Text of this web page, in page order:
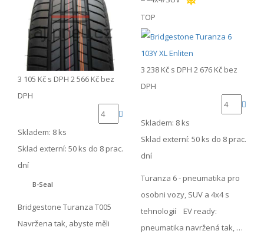
3 105 Kč s DPH 2 566 Kč bez
DPH
Skladem: 8 ks
Sklad externí: 50 ks do 8 prac.
dní
B-Seal
Bridgestone Turanza T005
Navržena tak, abyste měli
TOP
3 238 Kč s DPH 2 676 Kč bez
DPH
Skladem: 8 ks
Sklad externí: 50 ks do 8 prac.
dní
Turanza 6 - pneumatika pro
osobni vozy, SUV a 4x4 s
tehnologií EV ready:
pneumatika navržená tak, …